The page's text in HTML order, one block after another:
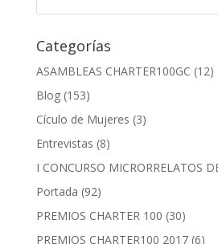
Categorías
ASAMBLEAS CHARTER100GC (12)
Blog(153)
Cículo de Mujeres (3)
Entrevistas (8)
I CONCURSO MICRORRELATOS
Portada (92)
PREMIOS CHARTER 100 (30)
PREMIOS CHARTER100 2017(6)